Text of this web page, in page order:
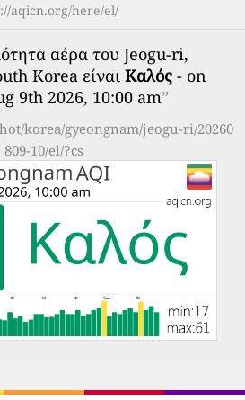
aqicn.org/here/el/
αέρα του Jeogu-ri,
Korea είναι Καλός- on
9th 2026, 10:00 am”
korea/gyeongnam/jeogu-ri/20260
809-10/el/?cs